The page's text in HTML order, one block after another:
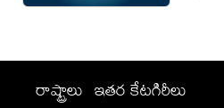
రాష్ట్రాలు ఇతర కేటగిరీలు